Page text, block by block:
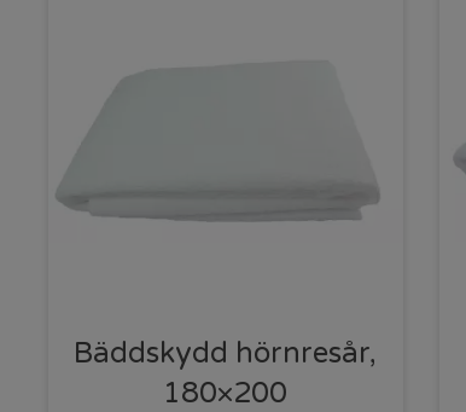
Bäddskydd hörnresår,
180×200